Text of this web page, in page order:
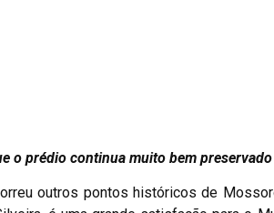
o prédio continua muito bem preservado
outros pontos históricos de